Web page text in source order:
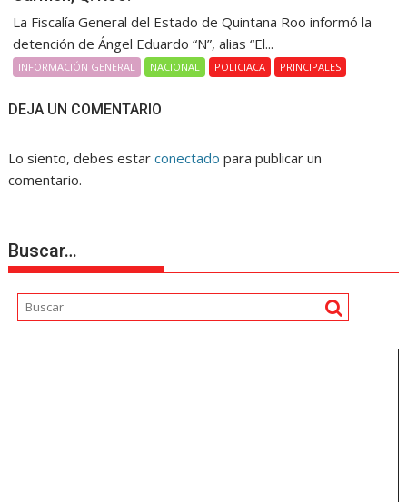
La Fiscalía General del Estado de Quintana Roo informó la
detención de Ángel Eduardo “N”, alias “El...
INFORMACIÓN GENERAL NACIONAL POLICIACA PRINCIPALES
DEJA UN COMENTARIO
Lo siento, debes estarconectado para publicar un
comentario.
Buscar…